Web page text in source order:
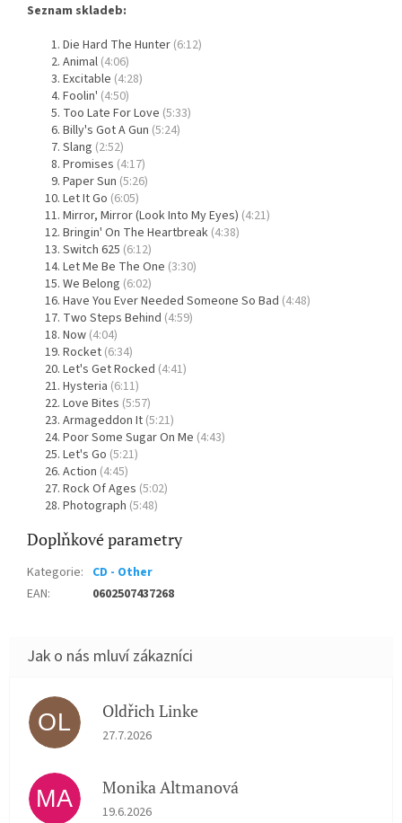
Seznam skladeb:
Die Hard The Hunter (6:12)
Animal (4:06)
Excitable (4:28)
Foolin' (4:50)
Too Late For Love (5:33)
Billy's Got A Gun (5:24)
Slang (2:52)
Promises (4:17)
Paper Sun (5:26)
Let It Go (6:05)
Mirror, Mirror (Look Into My Eyes) (4:21)
Bringin' On The Heartbreak (4:38)
Switch 625 (6:12)
Let Me Be The One (3:30)
We Belong (6:02)
Have You Ever Needed Someone So Bad (4:48)
Two Steps Behind (4:59)
Now (4:04)
Rocket (6:34)
Let's Get Rocked (4:41)
Hysteria (6:11)
Love Bites (5:57)
Armageddon It (5:21)
Poor Some Sugar On Me (4:43)
Let's Go (5:21)
Action (4:45)
Rock Of Ages (5:02)
Photograph (5:48)
Doplňkové parametry
Kategorie: CD - Other
EAN: 0602507437268
OL Oldřich Linke
Hodnocení obchodu je 5 z 5 hvězdiček.
27.7.2026
MA Monika Altmanová
Hodnocení obchodu je 5 z 5 hvězdiček.
19.6.2026